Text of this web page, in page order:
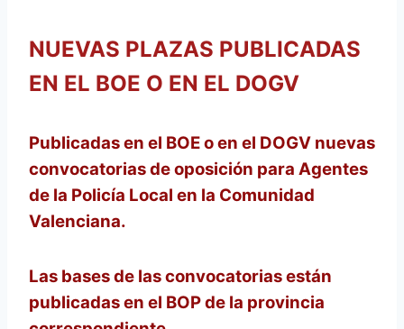
NUEVAS PLAZAS PUBLICADAS
EN EL BOE O EN EL DOGV
Publicadas en el BOE o en el DOGV nuevas
convocatorias de oposición para Agentes
de la Policía Local en la Comunidad
Valenciana.
Las bases de las convocatorias están
publicadas en el BOP de la provincia